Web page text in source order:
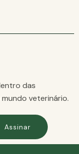
das
veterinário.
Assinar